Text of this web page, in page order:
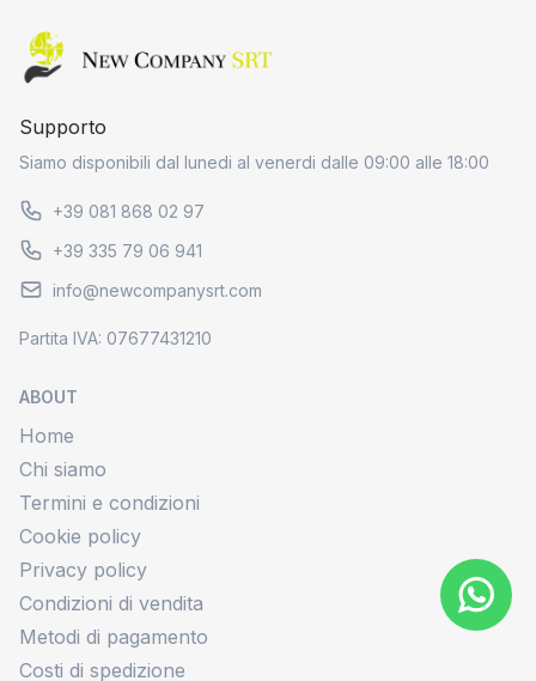
Home page
ABOUT
Home
Chi siamo
Termini e condizioni
Cookie policy
Privacy policy
Condizioni di vendita
Metodi di pagamento
Costi di spedizione
Supporto
Siamo disponibili dal lunedi al venerdi dalle 09:00 alle 18:00
+39 081 868 02 97
+39 335 79 06 941
info@newcompanysrt.com
Partita IVA: 07677431210